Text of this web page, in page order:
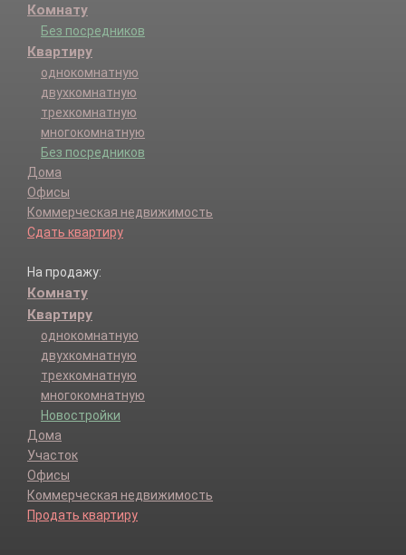
Комнату
Без посредников
Квартиру
однокомнатную
двухкомнатную
трехкомнатную
многокомнатную
Без посредников
Дома
Офисы
Коммерческая недвижимость
Сдать квартиру
На продажу:
Комнату
Квартиру
однокомнатную
двухкомнатную
трехкомнатную
многокомнатную
Новостройки
Дома
Участок
Офисы
Коммерческая недвижимость
Продать квартиру